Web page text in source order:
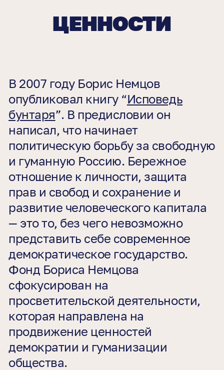
ЦЕННОСТИ
В 2007 году Борис Немцов
опубликовал книгу “Исповедь
бунтаря”. В предисловии он
написал, что начинает
политическую борьбу за свободную
и гуманную Россию. Бережное
отношение к личности, защита
прав и свобод и сохранение и
развитие человеческого капитала
— это то, без чего невозможно
представить себе современное
демократическое государство.
Фонд Бориса Немцова
сфокусирован на
просветительской деятельности,
которая направлена на
продвижение ценностей
демократии и гуманизации
общества.